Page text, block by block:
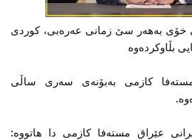
خۆی بەھەر سێ زمانی عەرەبی، کوردی
بڵاوکردەوە
کازمی به‌بۆنه‌ی سەری ساڵی
عێراق مستەفا کازمی دا ھاتووە: